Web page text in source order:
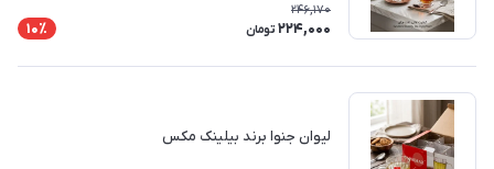
246,170
224,000 تومان 10٪
لیوان جنوا برند بیلینک مکس